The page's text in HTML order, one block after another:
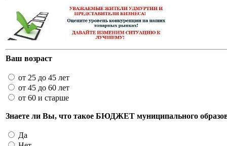
Ваш возраст
от 25 до 45 лет
от 45 до 60 лет
от 60 и старше
Знаете ли Вы, что такое БЮДЖЕТ муниципального
Да